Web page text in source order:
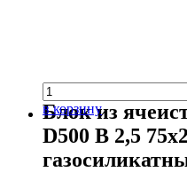
в корзину
Блок из
D500 В 2,5